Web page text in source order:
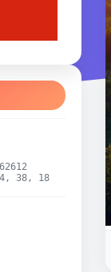
38, 18